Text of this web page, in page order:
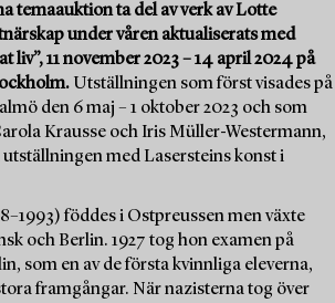
temaauktion ta del av verk av Lotte
under våren aktualiserats med
liv”, 11 november 2023 – 14 april 2024 på
Utställningen som först visades på
den 6 maj – 1 oktober 2023 och som
Krausse och Iris Müller-Westermann,
med Lasersteins konst i
föddes i Ostpreussen men växte
och Berlin. 1927 tog hon examen på
som en av de första kvinnliga eleverna,
framgångar. När nazisterna tog över